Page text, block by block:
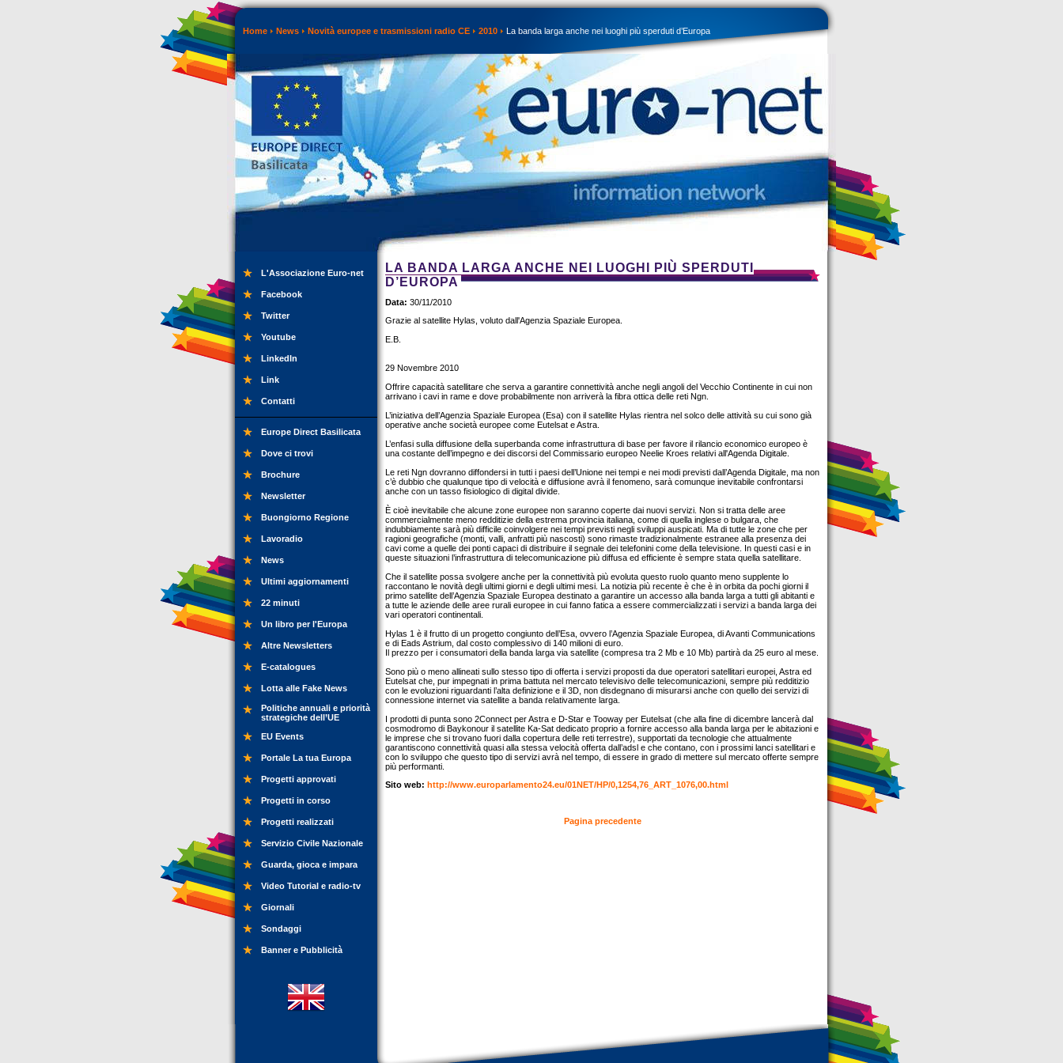
Home News Novità europee e trasmissioni radio CE 2010 La banda larga anche nei luoghi più sperduti d’Europa
L'Associazione Euro-net
Facebook
Twitter
Youtube
LinkedIn
Link
Contatti
Europe Direct Basilicata
Dove ci trovi
Brochure
Newsletter
Buongiorno Regione
Lavoradio
News
Ultimi aggiornamenti
22 minuti
Un libro per l'Europa
Altre Newsletters
E-catalogues
Lotta alle Fake News
Politiche annuali e priorità
strategiche dell’UE
EU Events
Portale La tua Europa
Progetti approvati
Progetti in corso
Progetti realizzati
Servizio Civile Nazionale
Guarda, gioca e impara
Video Tutorial e radio-tv
Giornali
Sondaggi
Banner e Pubblicità
LA BANDA LARGA ANCHE NEI LUOGHI PIÙ SPERDUTI
D’EUROPA
Data: 30/11/2010
Grazie al satellite Hylas, voluto dall'Agenzia Spaziale Europea.
E.B.
29 Novembre 2010
Offrire capacità satellitare che serva a garantire connettività anche negli angoli del Vecchio Continente in cui non
arrivano i cavi in rame e dove probabilmente non arriverà la fibra ottica delle reti Ngn.
L’iniziativa dell’Agenzia Spaziale Europea (Esa) con il satellite Hylas rientra nel solco delle attività su cui sono già
operative anche società europee come Eutelsat e Astra.
L’enfasi sulla diffusione della superbanda come infrastruttura di base per favore il rilancio economico europeo è
una costante dell’impegno e dei discorsi del Commissario europeo Neelie Kroes relativi all'Agenda Digitale.
Le reti Ngn dovranno diffondersi in tutti i paesi dell’Unione nei tempi e nei modi previsti dall’Agenda Digitale, ma non
c’è dubbio che qualunque tipo di velocità e diffusione avrà il fenomeno, sarà comunque inevitabile confrontarsi
anche con un tasso fisiologico di digital divide.
È cioè inevitabile che alcune zone europee non saranno coperte dai nuovi servizi. Non si tratta delle aree
commercialmente meno redditizie della estrema provincia italiana, come di quella inglese o bulgara, che
indubbiamente sarà più difficile coinvolgere nei tempi previsti negli sviluppi auspicati. Ma di tutte le zone che per
ragioni geografiche (monti, valli, anfratti più nascosti) sono rimaste tradizionalmente estranee alla presenza dei
cavi come a quelle dei ponti capaci di distribuire il segnale dei telefonini come della televisione. In questi casi e in
queste situazioni l’infrastruttura di telecomunicazione più diffusa ed efficiente è sempre stata quella satellitare.
Che il satellite possa svolgere anche per la connettività più evoluta questo ruolo quanto meno supplente lo
raccontano le novità degli ultimi giorni e degli ultimi mesi. La notizia più recente è che è in orbita da pochi giorni il
primo satellite dell’Agenzia Spaziale Europea destinato a garantire un accesso alla banda larga a tutti gli abitanti e
a tutte le aziende delle aree rurali europee in cui fanno fatica a essere commercializzati i servizi a banda larga dei
vari operatori continentali.
Hylas 1 è il frutto di un progetto congiunto dell’Esa, ovvero l’Agenzia Spaziale Europea, di Avanti Communications
e di Eads Astrium, dal costo complessivo di 140 milioni di euro.
Il prezzo per i consumatori della banda larga via satellite (compresa tra 2 Mb e 10 Mb) partirà da 25 euro al mese.
Sono più o meno allineati sullo stesso tipo di offerta i servizi proposti da due operatori satellitari europei, Astra ed
Eutelsat che, pur impegnati in prima battuta nel mercato televisivo delle telecomunicazioni, sempre più redditizio
con le evoluzioni riguardanti l’alta definizione e il 3D, non disdegnano di misurarsi anche con quello dei servizi di
connessione internet via satellite a banda relativamente larga.
I prodotti di punta sono 2Connect per Astra e D-Star e Tooway per Eutelsat (che alla fine di dicembre lancerà dal
cosmodromo di Baykonour il satellite Ka-Sat dedicato proprio a fornire accesso alla banda larga per le abitazioni e
le imprese che si trovano fuori dalla copertura delle reti terrestre), supportati da tecnologie che attualmente
garantiscono connettività quasi alla stessa velocità offerta dall’adsl e che contano, con i prossimi lanci satellitari e
con lo sviluppo che questo tipo di servizi avrà nel tempo, di essere in grado di mettere sul mercato offerte sempre
più performanti.
Sito web: http://www.europarlamento24.eu/01NET/HP/0,1254,76_ART_1076,00.html
Pagina precedente